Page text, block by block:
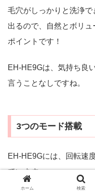
毛穴がしっかりと洗浄
出るので、自然とボリ
ポイントです！
EH-HE9Gは、気持ち良
言うことなしですね。
3つのモード搭載
EH-HE9Gには、回転速
ています。
ホーム 検索